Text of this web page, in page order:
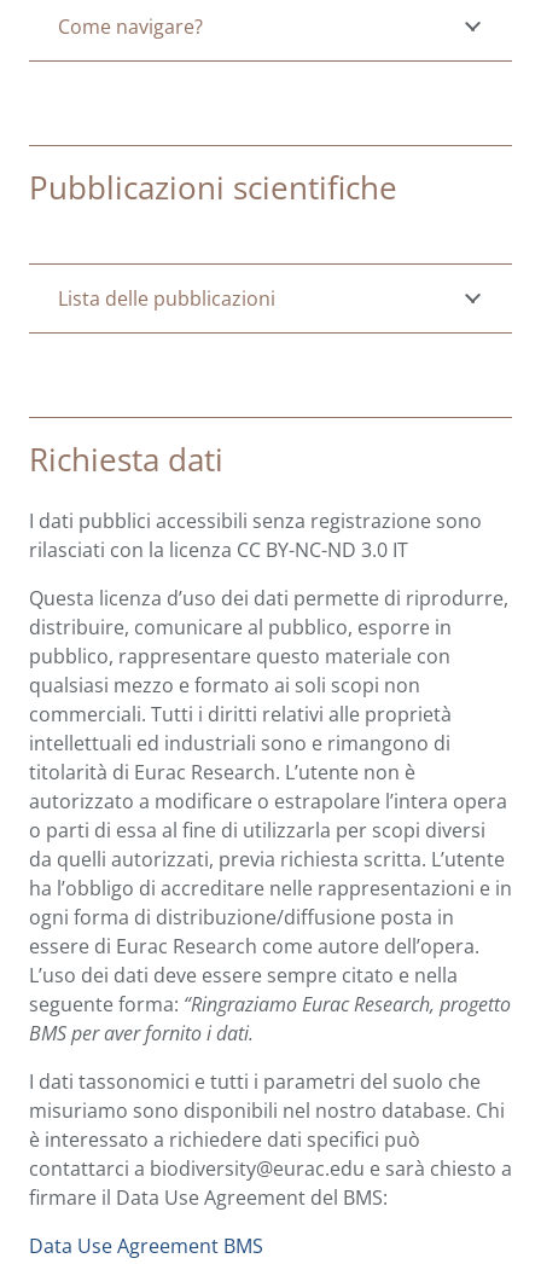
Come navigare?
Pubblicazioni scientifiche
Lista delle pubblicazioni
Richiesta dati
I dati pubblici accessibili senza registrazione sono
rilasciati con la licenza CC BY-NC-ND 3.0 IT
Questa licenza d’uso dei dati permette di riprodurre,
distribuire, comunicare al pubblico, esporre in
pubblico, rappresentare questo materiale con
qualsiasi mezzo e formato ai soli scopi non
commerciali. Tutti i diritti relativi alle proprietà
intellettuali ed industriali sono e rimangono di
titolarità di Eurac Research. L’utente non è
autorizzato a modificare o estrapolare l’intera opera
o parti di essa al fine di utilizzarla per scopi diversi
da quelli autorizzati, previa richiesta scritta. L’utente
ha l’obbligo di accreditare nelle rappresentazioni e in
ogni forma di distribuzione/diffusione posta in
essere di Eurac Research come autore dell’opera.
L’uso dei dati deve essere sempre citato e nella
seguente forma: “Ringraziamo Eurac Research, progetto
BMS per aver fornito i dati.
I dati tassonomici e tutti i parametri del suolo che
misuriamo sono disponibili nel nostro database. Chi
è interessato a richiedere dati specifici può
contattarci a biodiversity@eurac.edu e sarà chiesto a
firmare il Data Use Agreement del BMS:
Data Use Agreement BMS